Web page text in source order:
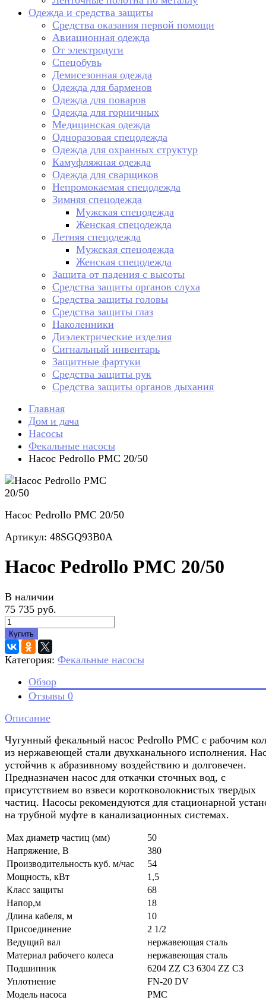
Одежда и средства защиты
Средства оказания первой помощи
Авиационная одежда
От электродуги
Спецобувь
Демисезонная одежда
Одежда для барменов
Одежда для поваров
Одежда для горничных
Медицинская одежда
Одноразовая спецодежда
Одежда для охранных структур
Камуфляжная одежда
Одежда для сварщиков
Непромокаемая спецодежда
Зимняя спецодежда
Мужская спецодежда
Женская спецодежда
Летняя спецодежда
Мужская спецодежда
Женская спецодежда
Защита от падения с высоты
Средства защиты органов слуха
Средства защиты головы
Средства защиты глаз
Наколенники
Диэлектрические изделия
Сигнальный инвентарь
Защитные фартуки
Средства защиты рук
Средства защиты органов дыхания
Главная
Дом и дача
Насосы
Фекальные насосы
Насос Pedrollo PMC 20/50
Насос Pedrollo PMC 20/50
Артикул: 48SGQ93B0A
Насос Pedrollo PMC 20/50
В наличии
75 735 руб.
Купить
Категория: Фекальные насосы
Обзор
Отзывы 0
Описание
Чугунный фекальный насос Pedrollo PMC с рабочим
из нержавеющей стали двухканального исполнения.
устойчив к абразивному воздействию и долговечен.
Предназначен насос для откачки сточных вод, с
присутствием во взвеси коротковолокнистых твердых
частиц. Насосы рекомендуются для стационарной
на трубной муфте в канализационных системах.
Мах диаметр частиц (мм)
50
Напряжение, В
380
Производительность куб. м/час
54
Мощность, кВт
1,5
Класс защиты
68
Напор,м
18
Длина кабеля, м
10
Присоединение
2 1/2
Ведущий вал
нержавеющая сталь
Материал рабочего колеса
нержавеющая сталь
Подшипник
6204 ZZ С3 6304 ZZ С3
Уплотнение
FN-20 DV
Модель насоса
PMC